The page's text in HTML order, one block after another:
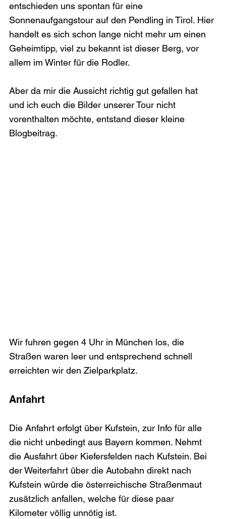
entschieden uns spontan für eine
Sonnenaufgangstour auf den Pendling in Tirol. Hier
handelt es sich schon lange nicht mehr um einen
Geheimtipp, viel zu bekannt ist dieser Berg, vor
allem im Winter für die Rodler.
Aber da mir die Aussicht richtig gut gefallen hat
und ich euch die Bilder unserer Tour nicht
vorenthalten möchte, entstand dieser kleine
Blogbeitrag.
Wir fuhren gegen 4 Uhr in München los, die
Straßen waren leer und entsprechend schnell
Anfahrt
Die Anfahrt erfolgt über Kufstein, zur Info für alle
die nicht unbedingt aus Bayern kommen. Nehmt
die Ausfahrt über Kiefersfelden nach Kufstein. Bei
der Weiterfahrt über die Autobahn direkt nach
Kufstein würde die österreichische Straßenmaut
zusätzlich anfallen, welche für diese paar